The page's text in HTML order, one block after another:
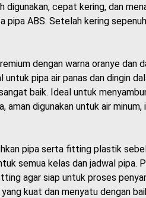
cepat kering, dan
ABS. Setelah kering
dengan warna oranye dan
pipa air panas dan dingin
baik. Ideal untuk
digunakan untuk air minum,
pipa serta fitting plastik
semua kelas dan jadwal
agar siap untuk proses
kuat dan menyatu dengan